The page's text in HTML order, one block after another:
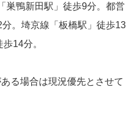
巣鴨新田駅」徒歩9分。都営
。埼京線「板橋駅」徒歩13
14分。
る場合は現況優先とさせて